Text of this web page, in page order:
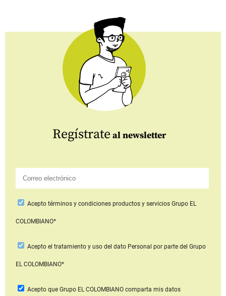
Regístrate al newsletter
Aceptotérminos y condiciones productos y serviciosGrupo EL
COLOMBIANO*
Acepto el tratamiento y uso del dato Personal por parte del Grupo
EL COLOMBIANO*
Acepto que Grupo EL COLOMBIANOcomparta mis datos